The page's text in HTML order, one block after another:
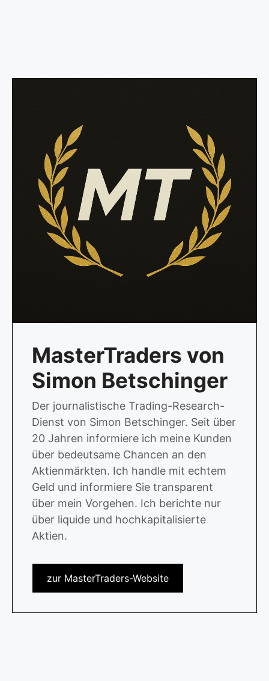
MasterTraders von
Simon Betschinger
Der journalistische Trading-Research-
Dienst von Simon Betschinger. Seit über
20 Jahren informiere ich meine Kunden
über bedeutsame Chancen an den
Aktienmärkten. Ich handle mit echtem
Geld und informiere Sie transparent
über mein Vorgehen. Ich berichte nur
über liquide und hochkapitalisierte
Aktien.
zur MasterTraders-Website